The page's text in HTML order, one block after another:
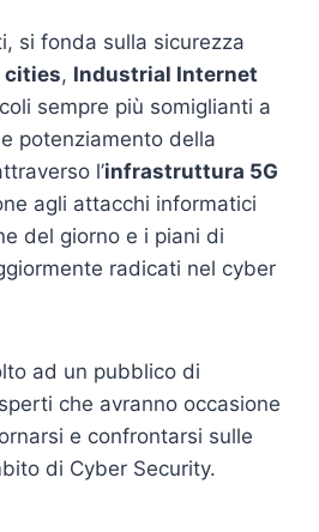
si fonda sulla sicurezza
cities, Industrial Internet
sempre più somiglianti a
potenziamento della
l’infrastruttura 5G
agli attacchi informatici
del giorno e i piani di
radicati nel cyber
ad un pubblico di
che avranno occasione
e confrontarsi sulle
di Cyber Security.